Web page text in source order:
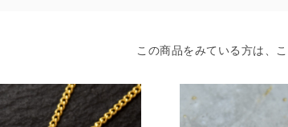
この商品をみている方は、